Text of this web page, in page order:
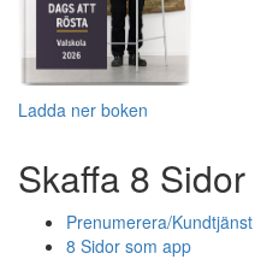
Ladda ner boken
Skaffa 8 Sidor
Prenumerera/Kundtjänst
8 Sidor som app